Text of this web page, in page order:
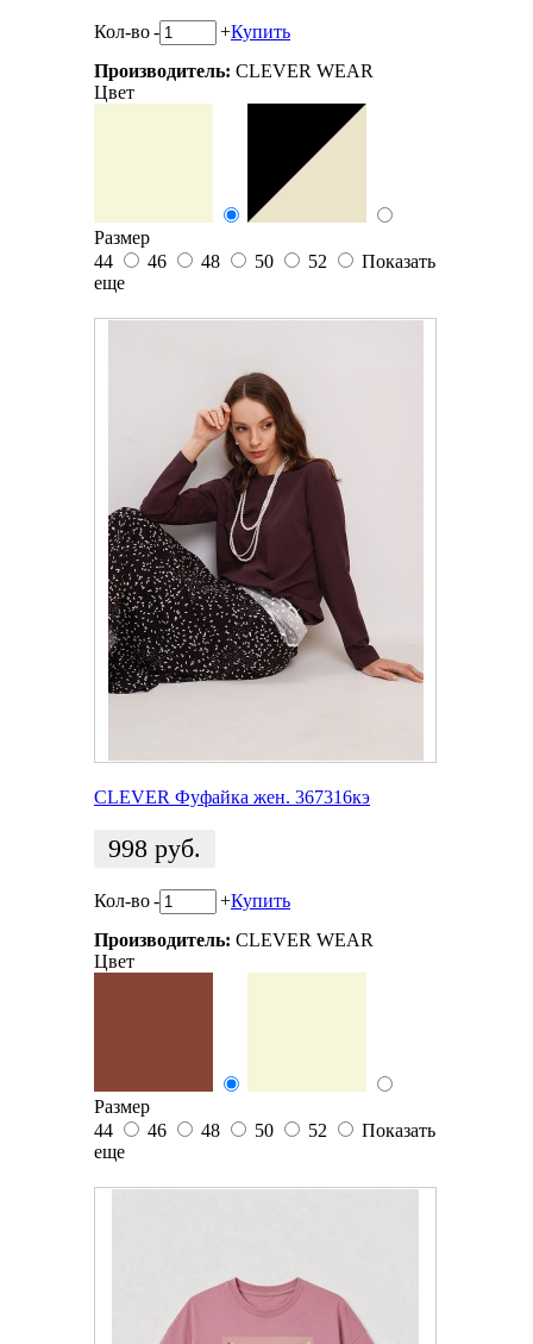
Кол-во- +Купить
Производитель: CLEVER WEAR
Цвет
Размер
44
46 48 50 52
Показать
еще
CLEVER Фуфайка жен. 367316кэ
998 руб.
Кол-во- +Купить
Производитель: CLEVER WEAR
Цвет
Размер
44
46 48 50 52
Показать
еще